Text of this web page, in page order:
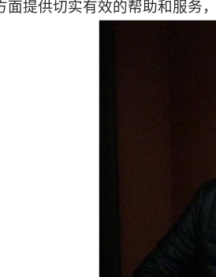
面提供切实有效的帮助和服务